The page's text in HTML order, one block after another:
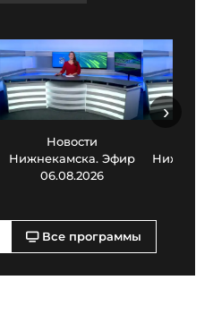
Новости
Нижнекамска. Эфир
06.08.2026
›
Все программы